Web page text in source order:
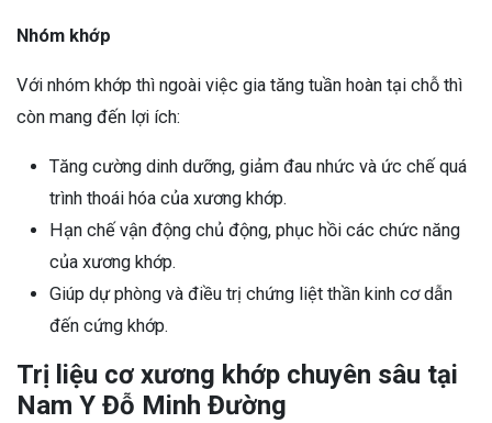
Nhóm khớp
Với nhóm khớp thì ngoài việc gia tăng tuần hoàn tại chỗ thì
còn mang đến lợi ích:
Tăng cường dinh dưỡng, giảm đau nhức và ức chế quá
trình thoái hóa của xương khớp.
Hạn chế vận động chủ động, phục hồi các chức năng
của xương khớp.
Giúp dự phòng và điều trị chứng liệt thần kinh cơ dẫn
đến cứng khớp.
Trị liệu cơ xương khớp chuyên sâu tại
Nam Y Đỗ Minh Đường